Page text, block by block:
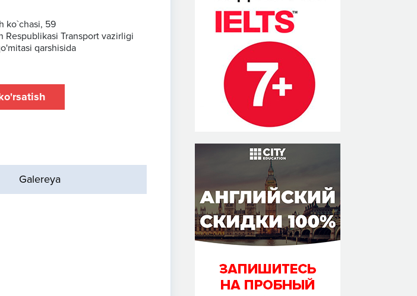
ko`chasi, 59
Respublikasi Transport vazirligi
qarshisida
Galereya